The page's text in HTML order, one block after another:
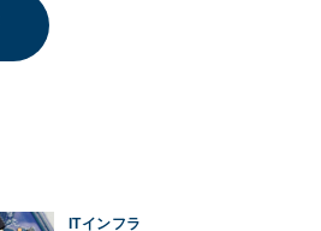
ITインフラ